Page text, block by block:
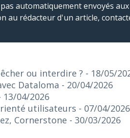
automatiquement envoyés
au rédacteur d'un article,
ou interdire ? - 18/05/
Dataloma - 20/04/2026
13/04/2026
utilisateurs - 07/04/2026
Cornerstone - 30/03/2026